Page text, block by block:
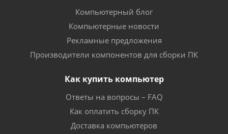
Компьютерный блог
Компьютерные новости
Рекламные предложения
Производители компонентов для сборки ПК
Как купить компьютер
Ответы на вопросы – FAQ
Как оплатить сборку ПК
Доставка компьютеров